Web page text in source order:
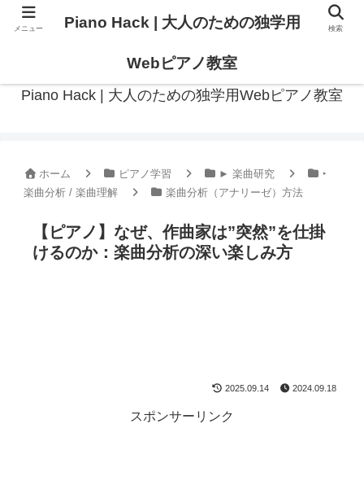
Piano Hack | 大人のための独学用Webピアノ教室
ホーム ピアノ学習 ► 楽曲研究
‣
楽曲分析 / 楽曲理解
楽曲分析（アナリーゼ）方法
【ピアノ】なぜ、作曲家は”突然”を仕掛
けるのか：楽曲分析の深い楽しみ方
2025.09.14 2024.09.18
スポンサーリンク
メニュー Piano Hack | 大人のための独学用
Webピアノ教室
検索